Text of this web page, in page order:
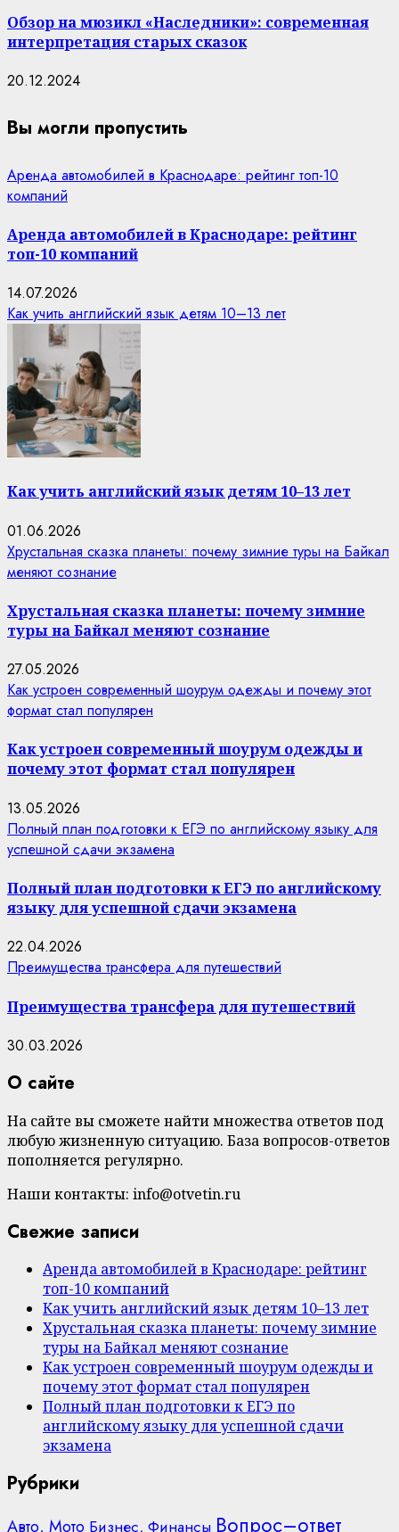
Обзор на мюзикл «Наследники»: современная
интерпретация старых сказок
20.12.2024
Вы могли пропустить
Аренда автомобилей в Краснодаре: рейтинг топ-10
компаний
Аренда автомобилей в Краснодаре: рейтинг
топ-10 компаний
14.07.2026
Как учить английский язык детям 10–13 лет
Как учить английский язык детям 10–13 лет
01.06.2026
Хрустальная сказка планеты: почему зимние туры на Байкал
меняют сознание
Хрустальная сказка планеты: почему зимние
туры на Байкал меняют сознание
27.05.2026
Как устроен современный шоурум одежды и почему этот
формат стал популярен
Как устроен современный шоурум одежды и
почему этот формат стал популярен
13.05.2026
Полный план подготовки к ЕГЭ по английскому языку для
успешной сдачи экзамена
Полный план подготовки к ЕГЭ по английскому
языку для успешной сдачи экзамена
22.04.2026
Преимущества трансфера для путешествий
Преимущества трансфера для путешествий
30.03.2026
О сайте
На сайте вы сможете найти множества ответов под
любую жизненную ситуацию. База вопросов-ответов
пополняется регулярно.
Наши контакты: info@otvetin.ru
Свежие записи
Аренда автомобилей в Краснодаре: рейтинг
топ-10 компаний
Как учить английский язык детям 10–13 лет
Хрустальная сказка планеты: почему зимние
туры на Байкал меняют сознание
Как устроен современный шоурум одежды и
почему этот формат стал популярен
Полный план подготовки к ЕГЭ по
английскому языку для успешной сдачи
экзамена
Рубрики
Авто, Мото Бизнес, Финансы Вопрос–ответ